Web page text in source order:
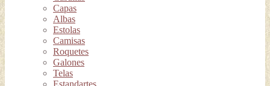
Capas
Albas
Estolas
Camisas
Roquetes
Galones
Telas
Estandartes